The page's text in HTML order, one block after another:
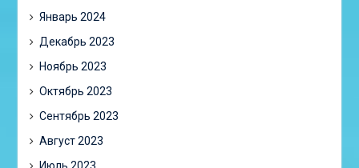
Январь 2024
Декабрь 2023
Ноябрь 2023
Октябрь 2023
Сентябрь 2023
Август 2023